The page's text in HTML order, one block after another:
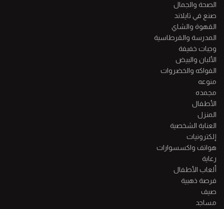
الصحة والجمال
صنع في تايلاند
القهوة والشاي
المدرسة والقرطاسية
وجبات خفيفة
الألبان والبيض
الفواكه والخضروات
منوعه
مجمده
الأطفال
المنزل
العناية الشخصية
إلكترونيات
هواتف واكسسوارات
رعاية
ألعاب الأطفال
فرصة ذهبية
صيف
مساجد